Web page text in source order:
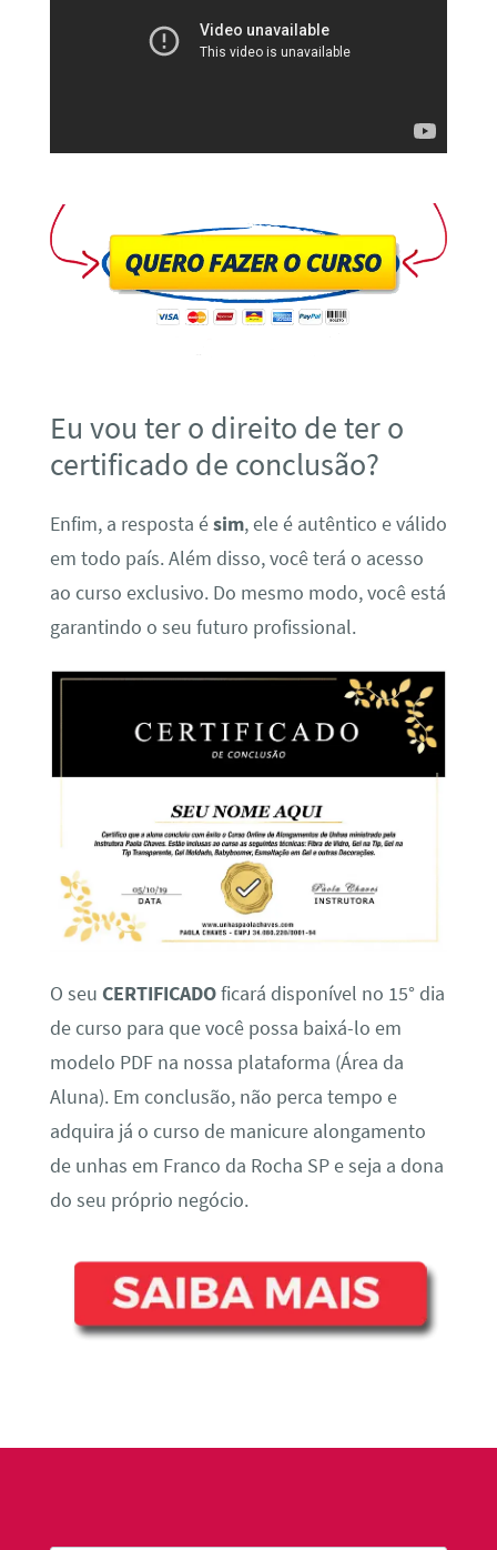
Eu vou ter o direito de ter o
certificado de conclusão?
Enfim, a resposta ésim, ele é autêntico e válido
em todo país. Além disso, você terá o acesso
ao curso exclusivo. Do mesmo modo, você está
garantindo o seu futuro profissional.
O seu CERTIFICADOficará disponível no 15° dia
de curso para que você possa baixá-lo em
modelo PDF na nossa plataforma (Área da
Aluna). Em conclusão, não perca tempo e
adquira já o curso de manicure alongamento
de unhas em Franco da Rocha SP e seja a dona
do seu próprio negócio.